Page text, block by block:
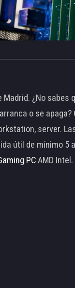
¿No
o se
server.
útil de mínimo
PCAMD Intel.